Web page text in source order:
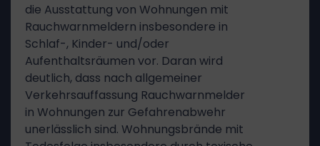
die Ausstattung von Wohnungen mit
Rauchwarnmeldern insbesondere in
Schlaf-, Kinder- und/oder
Aufenthaltsräumen vor. Daran wird
deutlich, dass nach allgemeiner
Verkehrsauffassung Rauchwarnmelder
in Wohnungen zur Gefahrenabwehr
unerlässlich sind. Wohnungsbrände mit